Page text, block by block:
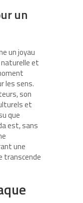
un
un joyau
naturelle et
les sens.
son
et
que
est, sans
une
transcende